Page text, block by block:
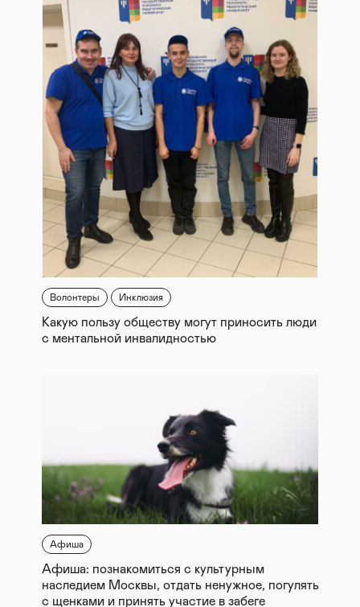
Волонтеры Инклюзия
Какую пользу обществу могут приносить люди
с ментальной инвалидностью
Афиша
Афиша: познакомиться с культурным
наследием Москвы, отдать ненужное, погулять
с щенками и принять участие в забеге